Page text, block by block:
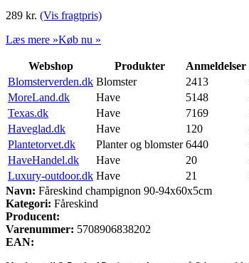
289 kr. (Vis fragtpris)
Læs mere »Køb nu »
Webshop Produkter Anmeldelser
Blomsterverden.dk Blomster 2413
MoreLand.dk
Have 5148
Texas.dk
Have 7169
Haveglad.dk
Have 120
Plantetorvet.dk
Planter og blomster 6440
HaveHandel.dk
Have 20
Luxury-outdoor.dk Have 21
Navn: Fåreskind champignon 90-94x60x5cm
Kategori: Fåreskind
Producent:
Varenummer: 5708906838202
EAN: